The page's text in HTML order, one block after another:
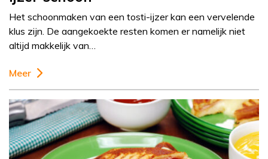
Het schoonmaken van een tosti-ijzer kan een vervelende
klus zijn. De aangekoekte resten komen er namelijk niet
altijd makkelijk van…
Meer